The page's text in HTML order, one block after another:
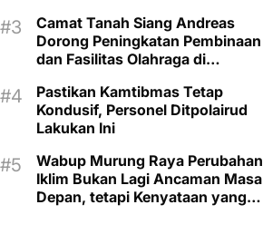
Camat Tanah Siang Andreas
Dorong Peningkatan Pembinaan
dan Fasilitas Olahraga di
Pastikan Kamtibmas Tetap
Kondusif, Personel Ditpolairud
Lakukan Ini
Wabup Murung Raya Perubahan
Iklim Bukan Lagi Ancaman Masa
Depan, tetapi Kenyataan yang